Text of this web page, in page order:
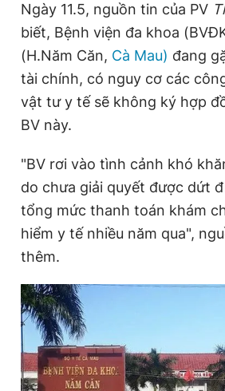
Sản phẩm khác
Tiện ích Bạn
Thông tin tòa soạn Liên
Đọc Thanh Niên trên điện thoại
Theo dõi báo trên
Hotline
0906 645 777
Liên hệ
0908
Ngày 11.5, nguồn tin của PV
biết, Bệnh viện đa khoa
(H.Năm Căn, Cà Mau) đang
tài chính, có nguy cơ các
vật tư y tế sẽ không ký hợp
BV này.
"BV rơi vào tình cảnh khó
do chưa giải quyết được dứt
tổng mức thanh toán khám
hiểm y tế nhiều năm qua",
thêm.